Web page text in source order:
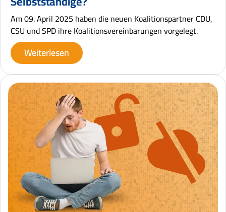
Am 09. April 2025 haben die neuen Koalitionspartner CDU,
CSU und SPD ihre Koalitionsvereinbarungen vorgelegt.
Weiterlesen